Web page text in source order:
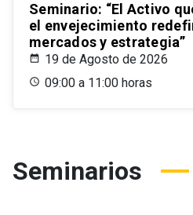
Seminario: “El Activo
el envejecimiento
mercados y estrategia”
19 de Agosto de 2026
09:00 a 11:00 horas
Seminarios